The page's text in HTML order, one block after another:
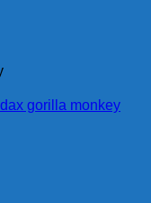
gorilla monkey